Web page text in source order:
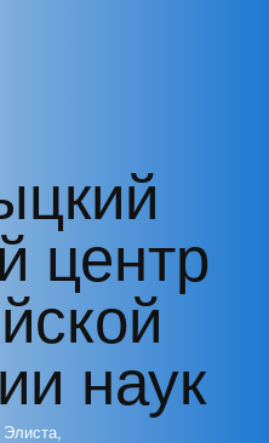
центр
наук